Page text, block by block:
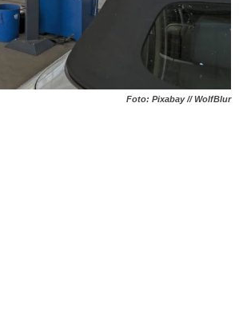
Foto: Pixabay // WolfBlur